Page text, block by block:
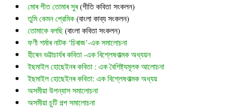
মোৰ গীত তোমাৰ সুৰ (গীতি কবিতা সংকলন)
তুমি কেমন প্রেমিক (বাংলা কাব্য সংকলন)
তোমাকে বলছি (বাংলা কবিতা সংকলন)
ফণী শৰ্মাৰ নাটক ‘চিৰাজ’-এক সমালোচনা
হীৰেন ভট্টাচাৰ্যৰ কবিতা -এক বিশ্লেষণাত্মক অধ্যয়ন
ইছমাইল হোছেইনৰ কবিতা : এক বৈশিষ্ট্যমূলক আলোচনা
ইছমাইল হোছেইনৰ কবিতা: এক বিশ্লেষণাত্মক অধ্যয়
অসমীয়া উপন্যাস সমালোচনা
অসমীয়া চুটি গল্প সমালোচনা